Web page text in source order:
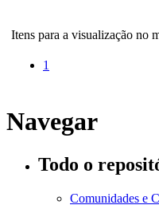
Itens para a visualização no
1
Navegar
Todo o
Comunidades e